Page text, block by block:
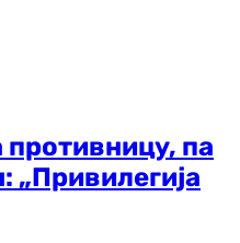
па
„Привилегија